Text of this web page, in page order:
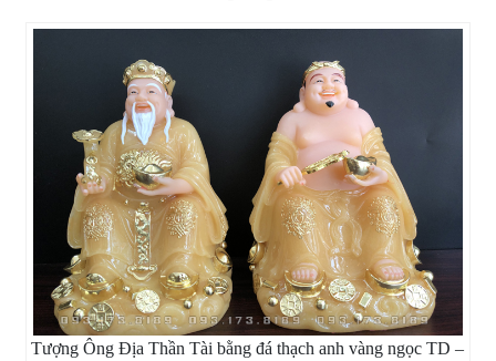
Tượng Ông Địa Thần Tài bằng đá thạch anh vàng ngọc TD –